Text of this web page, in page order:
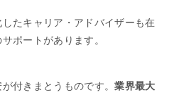
たキャリア・アドバイザーも在
ポートがあります。
付きまとうものです。業界最大